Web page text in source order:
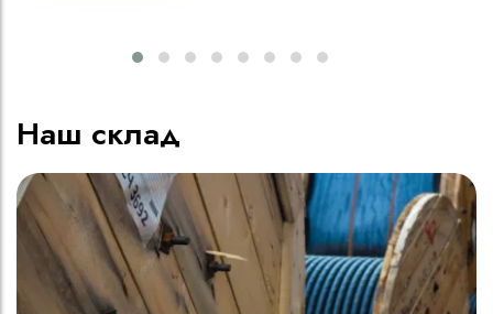
Наш склад